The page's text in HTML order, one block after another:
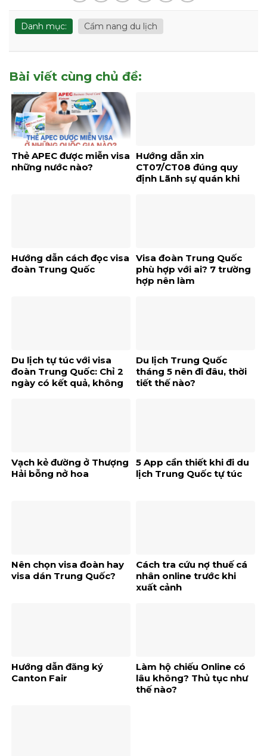
Danh mục: Cẩm nang du lịch
Bài viết cùng chủ đề:
Thẻ APEC được miễn visa
những nước nào?
Hướng dẫn xin
CT07/CT08 đúng quy
định Lãnh sự quán khi
Hướng dẫn cách đọc visa
đoàn Trung Quốc
Visa đoàn Trung Quốc
phù hợp với ai? 7 trường
hợp nên làm
Du lịch tự túc với visa
đoàn Trung Quốc: Chỉ 2
ngày có kết quả, không
Du lịch Trung Quốc
tháng 5 nên đi đâu, thời
tiết thế nào?
Vạch kẻ đường ở Thượng
Hải bỗng nở hoa
5 App cần thiết khi đi du
lịch Trung Quốc tự túc
Nên chọn visa đoàn hay
visa dán Trung Quốc?
Cách tra cứu nợ thuế cá
nhân online trước khi
xuất cảnh
Hướng dẫn đăng ký
Canton Fair
Làm hộ chiếu Online có
lâu không? Thủ tục như
thế nào?